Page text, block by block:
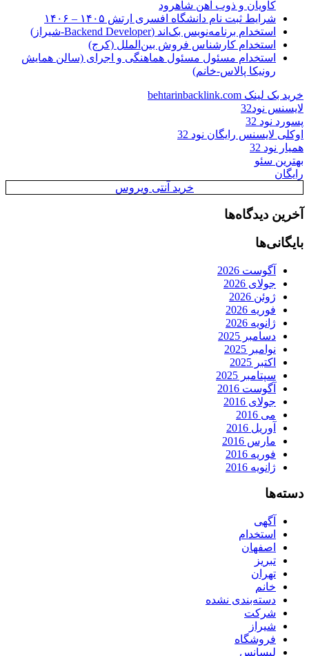
کاویان و ذوب آهن شاهرود
شرایط ثبت نام دانشگاه افسری ارتش ۱۴۰۵ – ۱۴۰۶
استخدام برنامه‌نویس بک‌اند (Backend Developer-شیراز)
استخدام کارشناس فروش بین‌الملل (کرج)
استخدام مسئول مسئول هماهنگی و اجرای (سالن همایش
رونیکا پالاس-خانم)
خرید بک لینک behtarinbacklink.com
لایسنس نود32
پسورد نود 32
اوکلی لایسنس رایگان نود 32
همیار نود 32
بهترین سئو
رایگان
خرید آنتی ویروس
آخرین دیدگاه‌ها
بایگانی‌ها
آگوست 2026
جولای 2026
ژوئن 2026
فوریه 2026
ژانویه 2026
دسامبر 2025
نوامبر 2025
اکتبر 2025
سپتامبر 2025
آگوست 2016
جولای 2016
می 2016
آوریل 2016
مارس 2016
فوریه 2016
ژانویه 2016
دسته‌ها
آگهی
استخدام
اصفهان
تبریز
تهران
خانم
دسته‌بندی نشده
شرکت
شیراز
فروشگاه
لیسانس